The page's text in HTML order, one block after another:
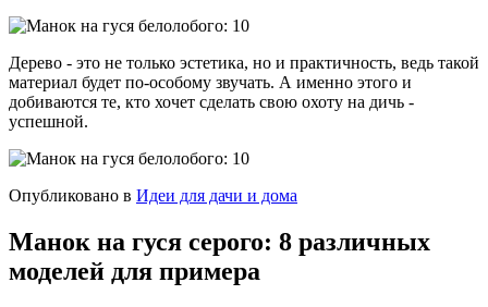
Дерево - это не только эстетика, но и практичность, ведь такой
материал будет по-особому звучать. А именно этого и
добиваются те, кто хочет сделать свою охоту на дичь -
успешной.
Опубликовано в Идеи для дачи и дома
Манок на гуся серого: 8 различных
моделей для примера